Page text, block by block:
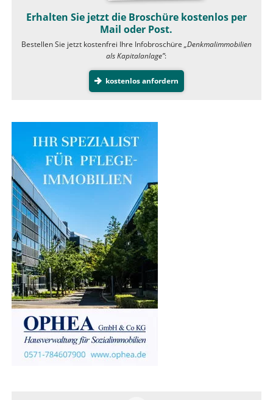
Erhalten Sie jetzt die Broschüre kostenlos per
Mail oder Post.
Bestellen Sie jetzt kostenfrei Ihre Infobroschüre „Denkmalimmobilien
als Kapitalanlage”:
kostenlos anfordern